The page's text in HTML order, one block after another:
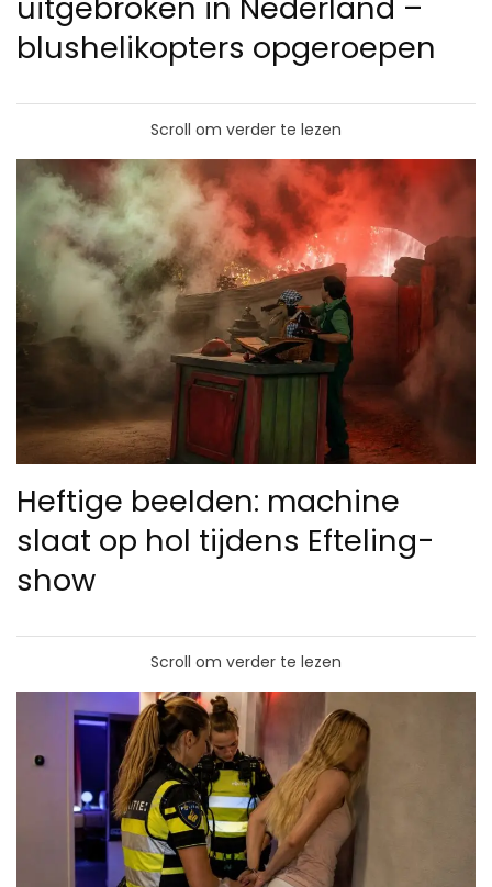
blushelikopters opgeroepen
Scroll om verder te lezen
Heftige beelden: machine
slaat op hol tijdens Efteling-
show
Scroll om verder te lezen